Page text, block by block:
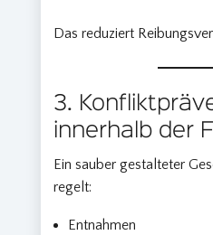
Das reduziert
3.
innerhalb der
Ein sauber gestalteter
regelt:
Entnahmen